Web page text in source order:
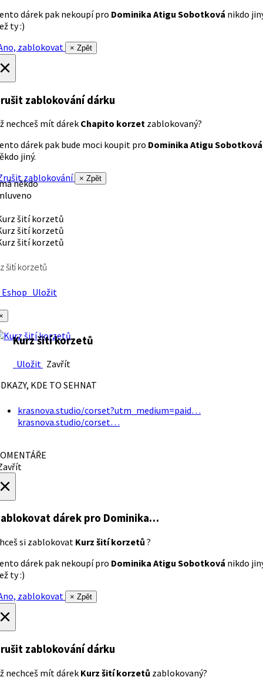
dárek pak nekoupí pro Dominika Atigu Sobotková nikdo
ty :)
zablokovat
× Zpět
zablokování dárku
nechceš mít dárek Chapito korzet zablokovaný?
dárek pak bude moci koupit pro Dominika Atigu Sobotková
jiný.
zablokování
× Zpět
někdo
šití korzetů
Uložit
Kurz šití korzetů
Uložit Zavřít
KDE TO SEHNAT
krasnova.studio/corset?utm_medium=paid…
krasnova.studio/corset…
dárek pro Dominika…
si zablokovat Kurz šití korzetů ?
dárek pak nekoupí pro Dominika Atigu Sobotková nikdo
ty :)
zablokovat
× Zpět
zablokování dárku
nechceš mít dárek Kurz šití korzetů zablokovaný?